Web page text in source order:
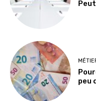
peu